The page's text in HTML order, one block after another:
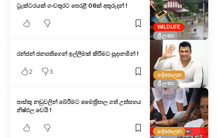
WILDLIFE
ශ්‍රී ලංකා
ට්‍රැක්ටරයක් ගංවතුරට පෙරළී 06ක් අතුරුදන් !
දේශපාලන
ශ්‍රී ලංකා
රන්ජන් ජනපතිගෙන් ඉල්ලීමක් කිරීමට සූදානමින් !
2 3
දේශපාලන
පාස්කු නඩුවලින් බේරීමට මෛත්‍රිපාල ගත් උත්සහය
නිෂ්ඵල වෙයි !